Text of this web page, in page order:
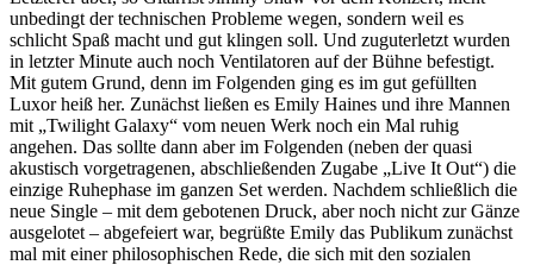
unbedingt der technischen Probleme wegen, sondern weil es
schlicht Spaß macht und gut klingen soll. Und zuguterletzt wurden
in letzter Minute auch noch Ventilatoren auf der Bühne befestigt.
Mit gutem Grund, denn im Folgenden ging es im gut gefüllten
Luxor heiß her. Zunächst ließen es Emily Haines und ihre Mannen
mit „Twilight Galaxy“ vom neuen Werk noch ein Mal ruhig
angehen. Das sollte dann aber im Folgenden (neben der quasi
akustisch vorgetragenen, abschließenden Zugabe „Live It Out“) die
einzige Ruhephase im ganzen Set werden. Nachdem schließlich die
neue Single – mit dem gebotenen Druck, aber noch nicht zur Gänze
ausgelotet – abgefeiert war, begrüßte Emily das Publikum zunächst
mal mit einer philosophischen Rede, die sich mit den sozialen